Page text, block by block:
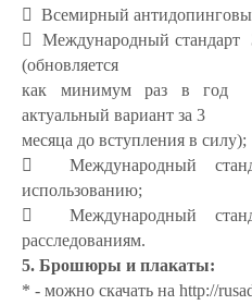
 Всемирный
 Международный
(обновляется
как минимум раз в год
актуальный вариант за 3
месяца до вступления в силу);
 Международный
использованию;
 Международный
расследованиям.
5. Брошюры и плакаты:
* - можно скачать на http://